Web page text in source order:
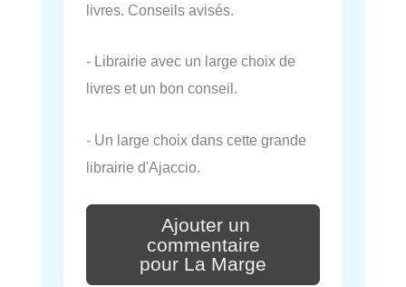
livres. Conseils avisés.
- Librairie avec un large choix de
livres et un bon conseil.
- Un large choix dans cette grande
librairie d'Ajaccio.
Ajouter un
commentaire
pour La Marge